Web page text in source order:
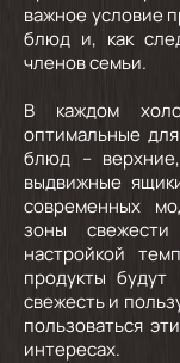
важное условие
блюд и, как
членов семьи.
В каждом
оптимальные
блюд –
выдвижные
современных
зоны
настройкой
продукты будут
свежесть и
пользоваться
интересах.